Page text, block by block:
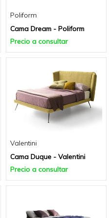
Poliform
Cama Dream - Poliform
Precio a consultar
Valentini
Cama Duque - Valentini
Precio a consultar